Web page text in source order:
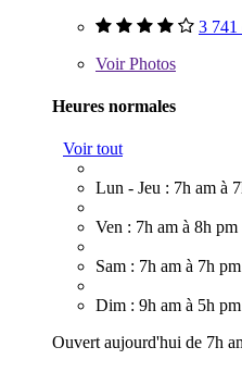
3 741
VoirPhotos
Heures normales
Voir tout
Lun - Jeu : 7h am à
Ven : 7h am à 8h pm
Sam : 7h am à 7h pm
Dim : 9h am à 5h pm
Ouvert aujourd'hui de 7h